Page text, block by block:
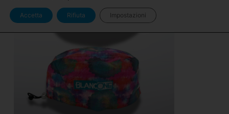
Accetta Rifiuta Impostazioni